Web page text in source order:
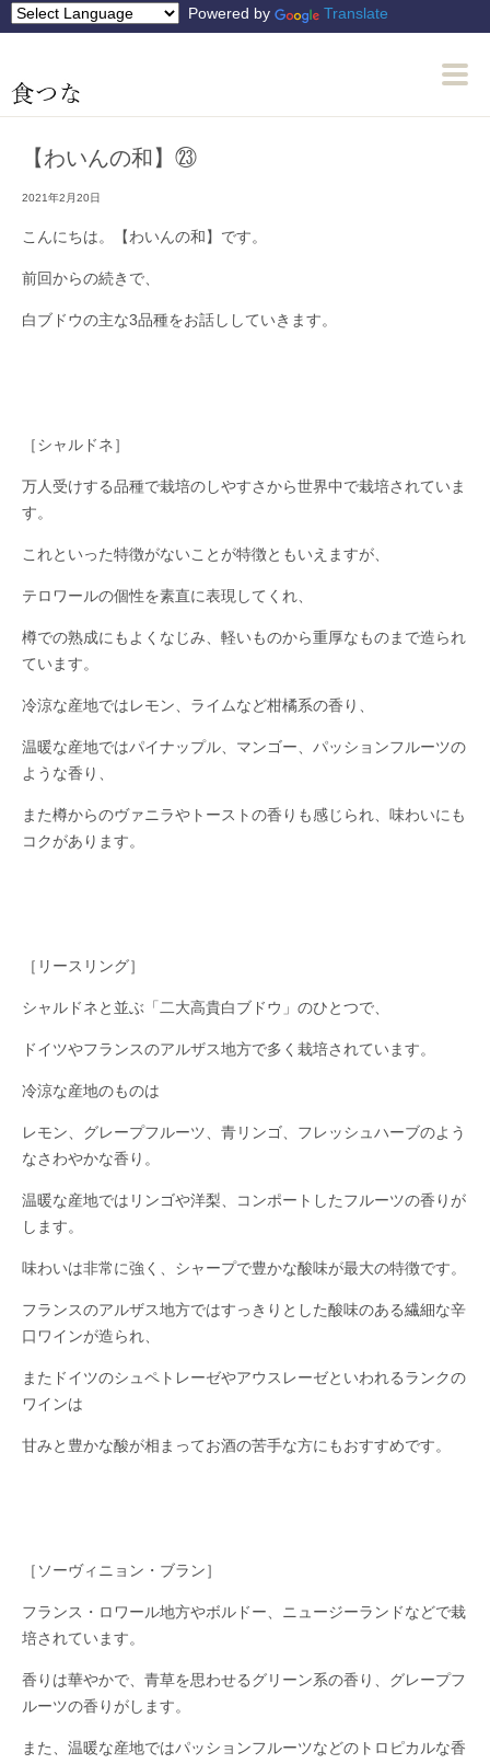
Powered by Translate
【わいんの和】㉓
2021年2月20日
こんにちは。【わいんの和】です。
前回からの続きで、
白ブドウの主な3品種をお話ししていきます。
［シャルドネ］
万人受けする品種で栽培のしやすさから世界中で栽培されていま
す。
これといった特徴がないことが特徴ともいえますが、
テロワールの個性を素直に表現してくれ、
樽での熟成にもよくなじみ、軽いものから重厚なものまで造られ
ています。
冷涼な産地ではレモン、ライムなど柑橘系の香り、
温暖な産地ではパイナップル、マンゴー、パッションフルーツの
ような香り、
また樽からのヴァニラやトーストの香りも感じられ、味わいにも
コクがあります。
［リースリング］
シャルドネと並ぶ「二大高貴白ブドウ」のひとつで、
ドイツやフランスのアルザス地方で多く栽培されています。
冷涼な産地のものは
レモン、グレープフルーツ、青リンゴ、フレッシュハーブのよう
なさわやかな香り。
温暖な産地ではリンゴや洋梨、コンポートしたフルーツの香りが
します。
味わいは非常に強く、シャープで豊かな酸味が最大の特徴です。
フランスのアルザス地方ではすっきりとした酸味のある繊細な辛
口ワインが造られ、
またドイツのシュペトレーゼやアウスレーゼといわれるランクの
ワインは
甘みと豊かな酸が相まってお酒の苦手な方にもおすすめです。
［ソーヴィニョン・ブラン］
フランス・ロワール地方やボルドー、ニュージーランドなどで栽
培されています。
香りは華やかで、青草を思わせるグリーン系の香り、グレープフ
ルーツの香りがします。
また、温暖な産地ではパッションフルーツなどのトロピカルな香